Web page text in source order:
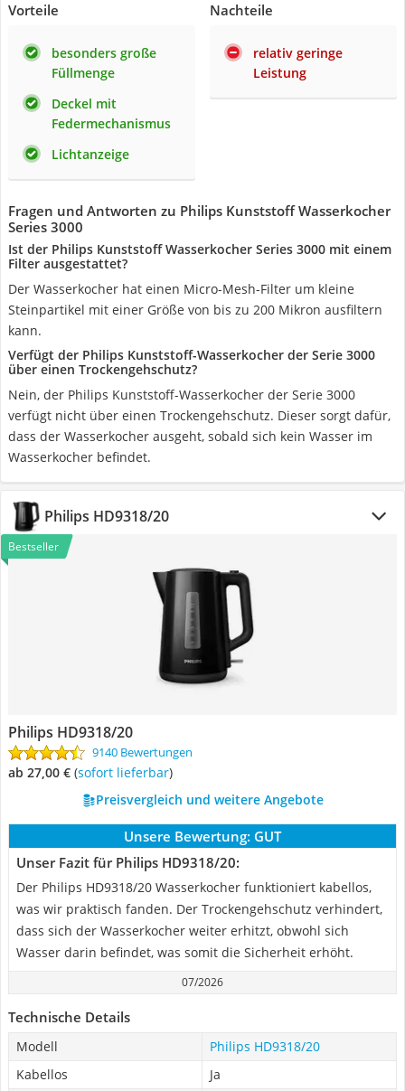
Vorteile
besonders große
Füllmenge
Deckel mit
Federmechanismus
Lichtanzeige
Nachteile
relativ geringe
Leistung
Fragen und Antworten zu Philips Kunststoff Wasserkocher
Series 3000
Ist der Philips Kunststoff Wasserkocher Series 3000 mit einem
Filter ausgestattet?
Der Wasserkocher hat einen Micro-Mesh-Filter um kleine
Steinpartikel mit einer Größe von bis zu 200 Mikron ausfiltern
kann.
Verfügt der Philips Kunststoff-Wasserkocher der Serie 3000
über einen Trockengehschutz?
Nein, der Philips Kunststoff-Wasserkocher der Serie 3000
verfügt nicht über einen Trockengehschutz. Dieser sorgt dafür,
dass der Wasserkocher ausgeht, sobald sich kein Wasser im
Wasserkocher befindet.
Philips HD9318/20
Bestseller
Philips HD9318/20
9140 Bewertungen
ab 27,00 € ( Sofort lieferbar)
Preisvergleich und weitere Angebote
Unsere Bewertung: GUT
Unser Fazit für Philips HD9318/20:
Der Philips HD9318/20 Wasserkocher funktioniert kabellos,
was wir praktisch fanden. Der Trockengehschutz verhindert,
dass sich der Wasserkocher weiter erhitzt, obwohl sich
Wasser darin befindet, was somit die Sicherheit erhöht.
07/2026
Technische Details
Modell
Philips HD9318/20
Kabellos
Ja